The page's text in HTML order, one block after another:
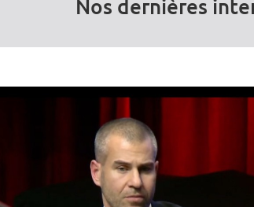
Nos dernières